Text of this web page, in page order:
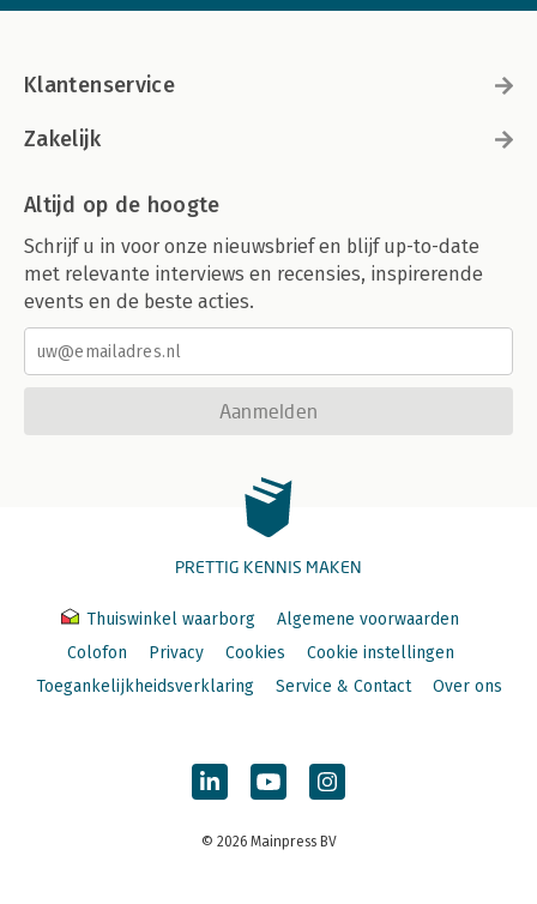
Klantenservice
Zakelijk
Altijd op de hoogte
Schrijf u in voor onze nieuwsbrief en blijf up-to-date
met relevante interviews en recensies, inspirerende
events en de beste acties.
Aanmelden
PRETTIG KENNIS MAKEN
Thuiswinkel waarborg
Algemene voorwaarden
Colofon
Privacy Cookies
Cookie instellingen
Toegankelijkheidsverklaring
Service & Contact Over ons
© 2026 Mainpress BV